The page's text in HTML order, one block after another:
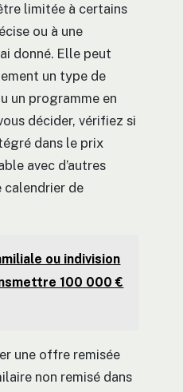
limitée à certains
ou à une
donné. Elle peut
un type de
un programme en
décider, vérifiez si
dans le prix
avec d’autres
calendrier de
ou indivision
100 000 €
une offre remisée
non remisé dans